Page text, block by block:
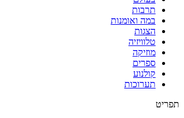
תרבות
במה ואומנות
הצגות
טלוויזיה
מוזיקה
ספרים
קולנוע
תערוכות
תפריט